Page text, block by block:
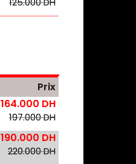
Prix
164.000 DH
197.000 DH
190.000 DH
220.000 DH